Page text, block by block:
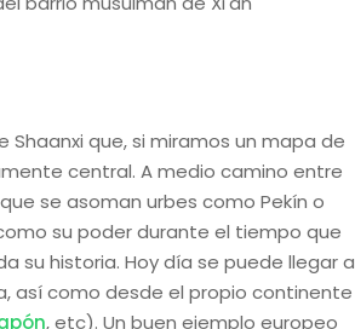
Shaanxi que, si miramos un mapa de
central. A medio camino entre
se asoman urbes como Pekín o
su poder durante el tiempo que
su historia. Hoy día se puede llegar a
así como desde el propio continente
, etc). Un buen ejemplo europeo